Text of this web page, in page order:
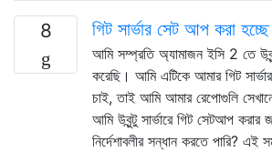
8 গিট সার্ভার সেট আপ করা হচ্ছে
আমি সম্প্রতি অ্যামাজন ইসি 2 তে
করেছি। আমি এটিকে আমার গিট
চাই, তাই আমি আমার রেপোগুলি
আমি উবুন্টু সার্ভারে গিট সেটআপ করার
নির্দেশাবলীর সন্ধান করতে পারি?